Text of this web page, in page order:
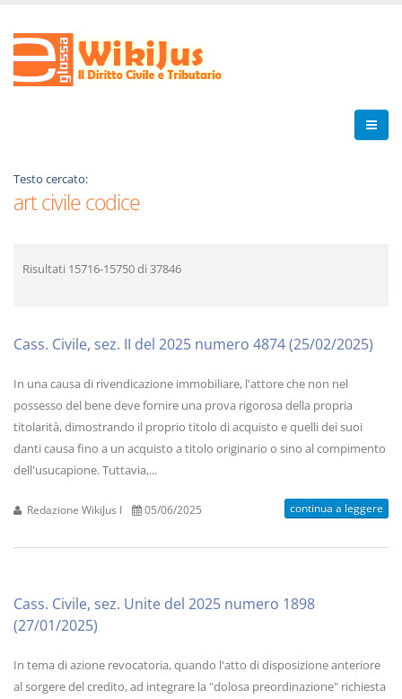
Testo cercato:
art civile codice
Risultati 15716-15750di 37846
Cass. Civile, sez. II del 2025 numero 4874 (25/02/2025)
In una causa di rivendicazione immobiliare, l'attore che non nel
possesso del bene deve fornire una prova rigorosa della propria
titolarità, dimostrando il proprio titolo di acquisto e quelli dei suoi
danti causa fino a un acquisto a titolo originario o sino al compimento
dell'usucapione. Tuttavia,...
Redazione WikiJus I 05/06/2025 continua a leggere
Cass. Civile, sez. Unite del 2025 numero 1898
(27/01/2025)
In tema di azione revocatoria, quando l'atto di disposizione anteriore
al sorgere del credito, ad integrare la "dolosa preordinazione" richiesta